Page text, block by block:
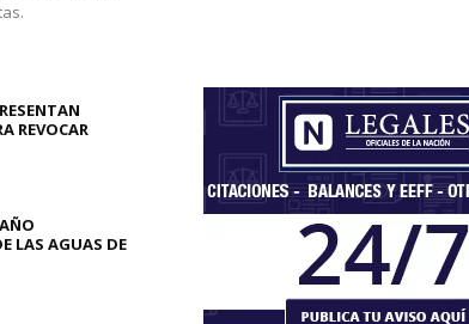
REVOCAR
LAS AGUAS DE